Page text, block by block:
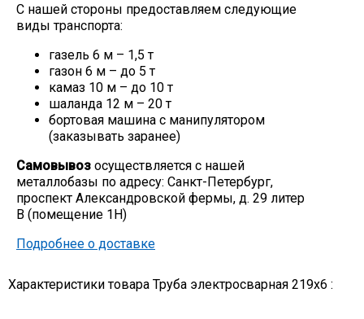
С нашей стороны предоставляем следующие
виды транспорта:
газель 6 м – 1,5 т
газон 6 м – до 5 т
камаз 10 м – до 10 т
шаланда 12 м – 20 т
бортовая машина с манипулятором
(заказывать заранее)
Самовывоз осуществляется с нашей
металлобазы по адресу: Санкт-Петербург,
проспект Александровской фермы, д. 29 литер
В (помещение 1Н)
Подробнее о доставке
Характеристики товара Труба электросварная 219х6 :